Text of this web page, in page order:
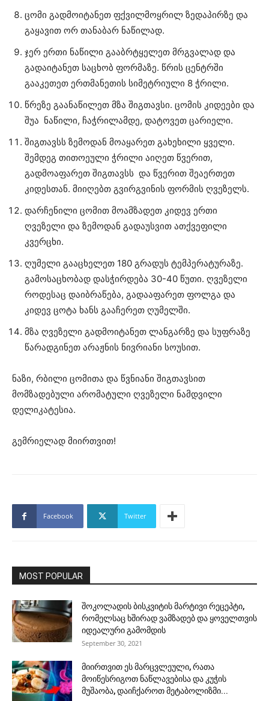
ცომი გადმოიტანეთ ფქვილმოყრილ ზედაპირზე და
გაყავით ორ თანაბარ ნაწილად.
ჯერ ერთი ნაწილი გააბრტყელეთ მრგვალად და
გადაიტანეთ საცხობ ფორმაზე. წრის ცენტრში
გააკეთეთ ერთმანეთის სიმეტრიული 8 ჭრილი.
წრეზე გაანაწილეთ მზა შიგთავსი. ცომის კიდეები და
შუა ნაწილი, ჩაჭრილამდე, დატოვეთ ცარიელი.
შიგთავსს ზემოდან მოაყარეთ გახეხილი ყველი.
შემდეგ თითოეული ჭრილი აიღეთ წვერით,
გადმოაფარეთ შიგთავსს და წვერით შეაერთეთ
კიდესთან. მიიღებთ გვირგვინის ფორმის ღვეზელს.
დარჩენილი ცომით მოამზადეთ კიდევ ერთი
ღვეზელი და ზემოდან გადაუსვით ათქვეფილი
კვერცხი.
ღუმელი გააცხელეთ 180 გრადუს ტემპერატურაზე.
გამოსაცხობად დასჭირდება 30-40 წუთი. ღვეზელი
როდესაც დაიბრაწება, გადააფარეთ ფოლგა და
კიდევ ცოტა ხანს გააჩერეთ ღუმელში.
მზა ღვეზელი გადმოიტანეთ ლანგარზე და სუფრაზე
წარადგინეთ არაჟნის ნივრიანი სოუსით.
ნაზი, რბილი ცომითა და წვნიანი შიგთავსით
მომზადებული არომატული ღვეზელი ნამდვილი
დელიკატესია.
გემრიელად მიირთვით!
Facebook Twitter
MOST POPULAR
შოკოლადის ბისკვიტის მარტივი რეცეპტი,
რომელსაც ხშირად ვამზადებ და ყოველთვის
იდეალური გამომდის
September 30, 2021
მიირთვით ეს მარცვლეული, რათა
მოიწესრიგოთ ნაწლავებისა და კუჭის
მუშაობა, დაიჩქაროთ მეტაბოლიზმი...